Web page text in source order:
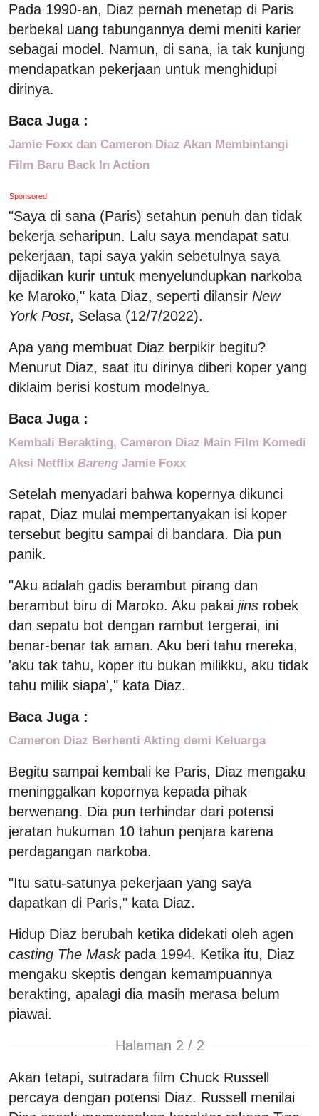
Pada 1990-an, Diaz pernah menetap di Paris
berbekal uang tabungannya demi meniti karier
sebagai model. Namun, di sana, ia tak kunjung
mendapatkan pekerjaan untuk menghidupi
dirinya.
Baca Juga :
Jamie Foxx dan Cameron Diaz Akan Membintangi
Film Baru Back In Action
Sponsored
"Saya di sana (Paris) setahun penuh dan tidak
bekerja seharipun. Lalu saya mendapat satu
pekerjaan, tapi saya yakin sebetulnya saya
dijadikan kurir untuk menyelundupkan narkoba
ke Maroko," kata Diaz, seperti dilansir New
York Post, Selasa (12/7/2022).
Apa yang membuat Diaz berpikir begitu?
Menurut Diaz, saat itu dirinya diberi koper yang
diklaim berisi kostum modelnya.
Baca Juga :
Kembali Berakting, Cameron Diaz Main Film Komedi
Aksi Netflix Bareng Jamie Foxx
Setelah menyadari bahwa kopernya dikunci
rapat, Diaz mulai mempertanyakan isi koper
tersebut begitu sampai di bandara. Dia pun
panik.
"Aku adalah gadis berambut pirang dan
berambut biru di Maroko. Aku pakai jins robek
dan sepatu bot dengan rambut tergerai, ini
benar-benar tak aman. Aku beri tahu mereka,
'aku tak tahu, koper itu bukan milikku, aku tidak
tahu milik siapa'," kata Diaz.
Baca Juga :
Cameron Diaz Berhenti Akting demi Keluarga
Begitu sampai kembali ke Paris, Diaz mengaku
meninggalkan kopornya kepada pihak
berwenang. Dia pun terhindar dari potensi
jeratan hukuman 10 tahun penjara karena
perdagangan narkoba.
"Itu satu-satunya pekerjaan yang saya
dapatkan di Paris," kata Diaz.
Hidup Diaz berubah ketika didekati oleh agen
casting The Maskpada 1994. Ketika itu, Diaz
mengaku skeptis dengan kemampuannya
berakting, apalagi dia masih merasa belum
piawai.
Halaman 2 / 2
Akan tetapi, sutradara film Chuck Russell
percaya dengan potensi Diaz. Russell menilai